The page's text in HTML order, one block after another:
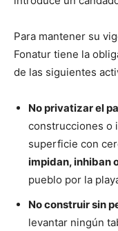
Para mantener su
Fonatur tiene la
de las siguientes
No privatizar el
construcciones o
superficie con
impidan, inhiban
pueblo por la
No construir sin
levantar ningún